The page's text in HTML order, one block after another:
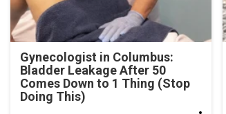
Gynecologist in Columbus:
Bladder Leakage After 50
Comes Down to 1 Thing (Stop
Doing This)